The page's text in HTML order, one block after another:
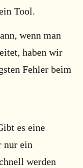
Tool.
wenn man
haben wir
Fehler beim
es eine
nur ein
werden